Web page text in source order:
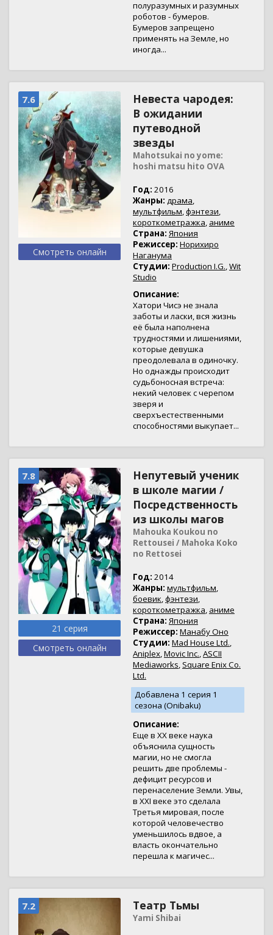
полуразумных и разумных
роботов - бумеров.
Бумеров запрещено
применять на Земле, но
иногда...
7.6
Смотреть онлайн
Невеста чародея:
В ожидании
путеводной
звезды
Mahotsukai no yome:
hoshi matsu hito OVA
Год: 2016
Жанры: драма,
мультфильм,фэнтези,
короткометражка, аниме
Страна: Япония
Режиссер: Норихиро
Наганума
Студии: Production I.G.,Wit
Studio
Описание:
Хатори Чисэ не знала
заботы и ласки, вся жизнь
её была наполнена
трудностями и лишениями,
которые девушка
преодолевала в одиночку.
Но однажды происходит
судьбоносная встреча:
некий человек с черепом
зверя и
сверхъестественными
способностями выкупает...
7.8
21 серия
Смотреть онлайн
Непутевый ученик
в школе магии /
Посредственность
из школы магов
Mahouka Koukou no
Rettousei / Mahoka Koko
no Rettosei
Год: 2014
Жанры: мультфильм,
боевик,фэнтези,
короткометражка, аниме
Страна: Япония
Режиссер: Манабу Оно
Студии: Mad House Ltd.,
Aniplex,Movic Inc.,ASCII
Mediaworks,Square Enix Co.
Ltd.
Добавлена 1 серия 1
сезона (Onibaku)
Описание:
Еще в XX веке наука
объяснила сущность
магии, но не смогла
решить две проблемы -
дефицит ресурсов и
перенаселение Земли. Увы,
в XXI веке это сделала
Третья мировая, после
которой человечество
уменьшилось вдвое, а
власть окончательно
перешла к магичес...
7.2 Театр Тьмы
Yami Shibai